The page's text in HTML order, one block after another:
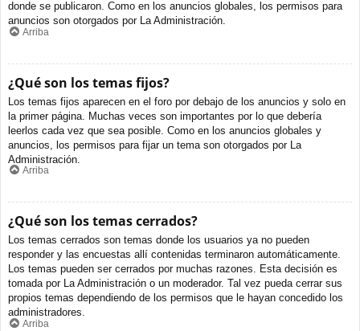
donde se publicaron. Como en los anuncios globales, los permisos para
anuncios son otorgados por La Administración.
Arriba
¿Qué son los temas fijos?
Los temas fijos aparecen en el foro por debajo de los anuncios y solo en
la primer página. Muchas veces son importantes por lo que debería
leerlos cada vez que sea posible. Como en los anuncios globales y
anuncios, los permisos para fijar un tema son otorgados por La
Administración.
Arriba
¿Qué son los temas cerrados?
Los temas cerrados son temas donde los usuarios ya no pueden
responder y las encuestas allí contenidas terminaron automáticamente.
Los temas pueden ser cerrados por muchas razones. Esta decisión es
tomada por La Administración o un moderador. Tal vez pueda cerrar sus
propios temas dependiendo de los permisos que le hayan concedido los
administradores.
Arriba